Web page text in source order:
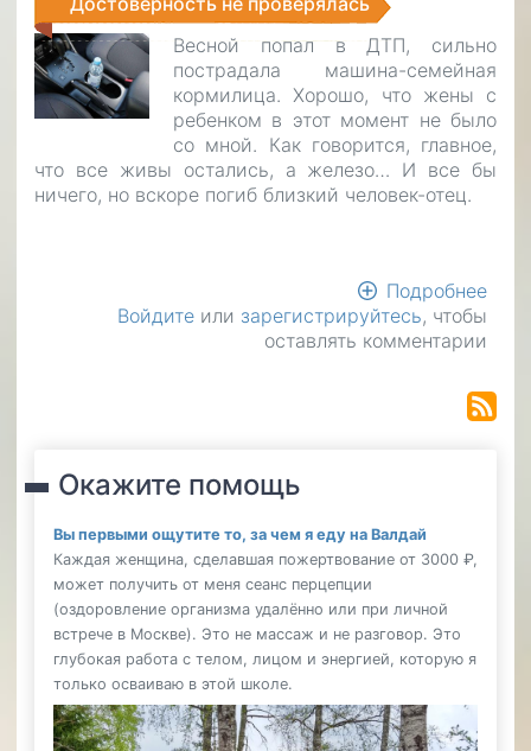
Весной попал в ДТП, сильно
пострадала машина-семейная
кормилица. Хорошо, что жены с
ребенком в этот момент не было
со мной. Как говорится, главное,
что все живы остались, а железо… И все бы
ничего, но вскоре погиб близкий человек-отец.
Подробнее
Войдите или зарегистрируйтесь, чтобы
оставлять комментарии
Окажите помощь
Вы первыми ощутите то, за чем я еду на Валдай
Каждая женщина, сделавшая пожертвование от 3000 ₽,
может получить от меня сеанс перцепции
(оздоровление организма удалённо или при личной
встрече в Москве). Это не массаж и не разговор. Это
глубокая работа с телом, лицом и энергией, которую я
только осваиваю в этой школе.